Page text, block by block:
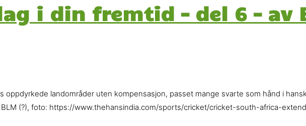
i din fremtid – del 6 – av
oppdyrkede landområder uten kompensasjon, passet mange svarte som hånd i
BLM (?), foto: https://www.thehansindia.com/sports/cricket/cricket-south-africa-